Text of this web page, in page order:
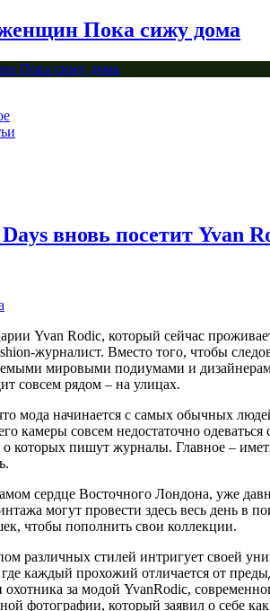
Пока сижу дома
вновь посетит Yvan
Yvan Rodic, который сейчас
журналист. Вместо того, чтобы
мировыми подиумами и
совсем рядом – на улицах.
мода начинается с самых обычных
камеры совсем недостаточно одеваться
которых пишут журналы. Главное –
сердце Восточного Лондона, уже
могут провести здесь весь день в
чтобы пополнить свои коллекции.
различных стилей интригует своей
где каждый прохожий отличается от
охотника за модой YvanRodic,
фотографии, который заявил о себе